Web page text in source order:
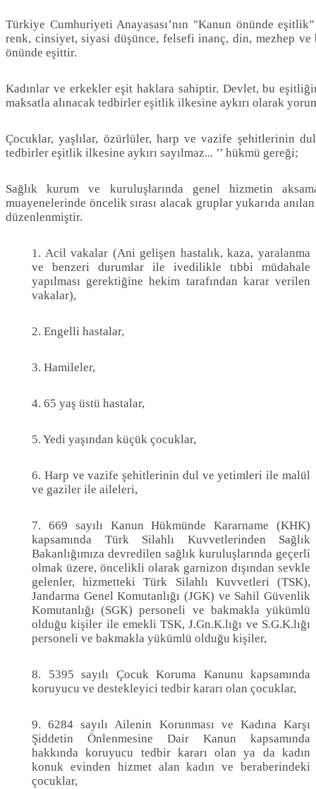
Türkiye Cumhuriyeti Anayasası’nın "Kanun önünde
renk, cinsiyet, siyasi düşünce, felsefi inanç, din, mezhep ve
önünde eşittir.
Kadınlar ve erkekler eşit haklara sahiptir. Devlet, bu
maksatla alınacak tedbirler eşitlik ilkesine aykırı olarak
Çocuklar, yaşlılar, özürlüler, harp ve vazife şehitlerinin
tedbirler eşitlik ilkesine aykırı sayılmaz... ’’ hükmü gereği;
Sağlık kurum ve kuruluşlarında genel hizmetin
muayenelerinde öncelik sırası alacak gruplar yukarıda
düzenlenmiştir.
1. Acil vakalar (Ani gelişen hastalık, kaza, yaralanma
ve benzeri durumlar ile ivedilikle tıbbi müdahale
yapılması gerektiğine hekim tarafından karar verilen
vakalar),
2. Engelli hastalar,
3. Hamileler,
4. 65 yaş üstü hastalar,
5. Yedi yaşından küçük çocuklar,
6. Harp ve vazife şehitlerinin dul ve yetimleri ile malül
ve gaziler ile aileleri,
7. 669 sayılı Kanun Hükmünde Kararname (KHK)
kapsamında Türk Silahlı Kuvvetlerinden Sağlık
Bakanlığımıza devredilen sağlık kuruluşlarında geçerli
olmak üzere, öncelikli olarak garnizon dışından sevkle
gelenler, hizmetteki Türk Silahlı Kuvvetleri (TSK),
Jandarma Genel Komutanlığı (JGK) ve Sahil Güvenlik
Komutanlığı (SGK) personeli ve bakmakla yükümlü
olduğu kişiler ile emekli TSK, J.Gn.K.lığı ve S.G.K.lığı
personeli ve bakmakla yükümlü olduğu kişiler,
8. 5395 sayılı Çocuk Koruma Kanunu kapsamında
koruyucu ve destekleyici tedbir kararı olan çocuklar,
9. 6284 sayılı Ailenin Korunması ve Kadına Karşı
Şiddetin Önlenmesine Dair Kanun kapsamında
hakkında koruyucu tedbir kararı olan ya da kadın
konuk evinden hizmet alan kadın ve beraberindeki
çocuklar,